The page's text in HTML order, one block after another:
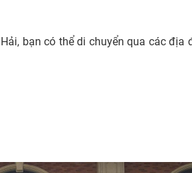
bạn có thể di chuyển qua các địa